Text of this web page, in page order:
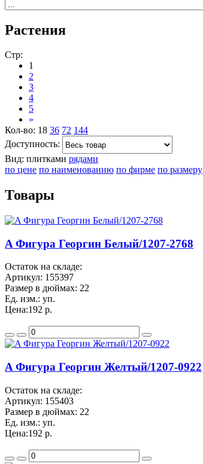
Растения
Стр:
1
2
3
4
5
»
Кол-во: 18 36 72 144
Доступность:
Вид: плитками рядами
по цене по наименованию по фирме по размеру
Товары
A Фигура Георгин Белый/1207-2768
Остаток на складе:
Артикул: 155397
Размер в дюймах: 22
Ед. изм.: уп.
Цена:192 р.
A Фигура Георгин Желтый/1207-0922
Остаток на складе:
Артикул: 155403
Размер в дюймах: 22
Ед. изм.: уп.
Цена:192 р.